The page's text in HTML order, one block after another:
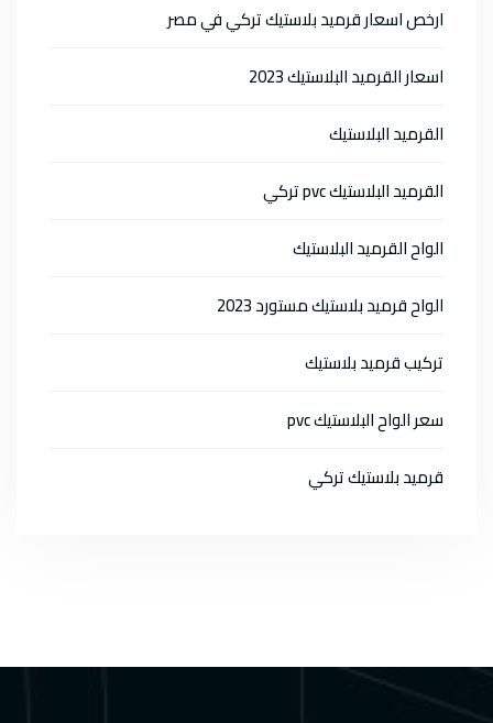
ارخص اسعار قرميد بلاستيك تركي في مصر
اسعار القرميد البلاستيك 2023
القرميد البلاستيك
القرميد البلاستيك pvc تركي
الواح القرميد البلاستيك
الواح قرميد بلاستيك مستورد 2023
تركيب قرميد بلاستيك
سعر الواح البلاستيك pvc
قرميد بلاستيك تركي